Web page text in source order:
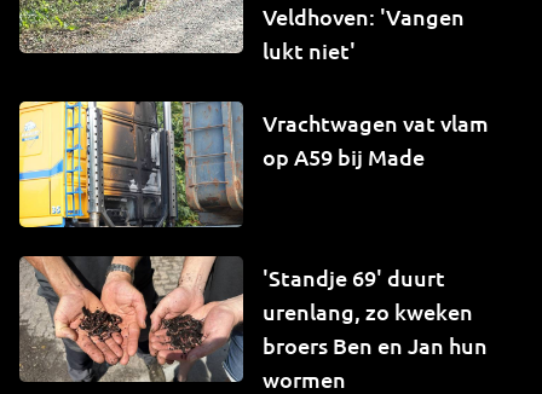
Veldhoven: 'Vangen
lukt niet'
Vrachtwagen vat vlam
op A59 bij Made
'Standje 69' duurt
urenlang, zo kweken
broers Ben en Jan hun
wormen